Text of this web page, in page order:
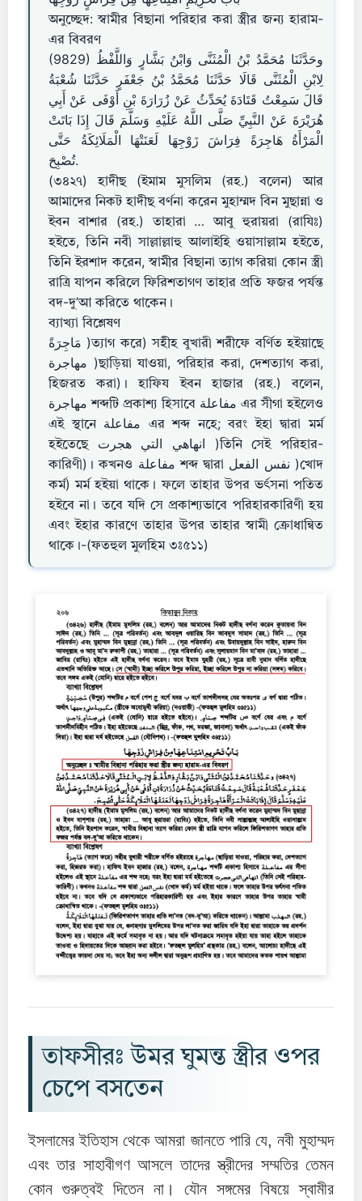
অনুচ্ছেদ: স্বামীর বিছানা পরিহার করা স্ত্রীর জন্য হারাম-
এর বিবরণ
(9829) وحَدَّثَنَا مُحَمَّدُ بْنُ الْمُثَنَّى وَابْنُ بَشَّارٍ وَاللَّفْظُ
لِابْنِ الْمُثَنَّى قَالَا حَدَّثَنَا مُحَمَّدُ بْنُ جَعْفَرٍ حَدَّثَنَا شُعْبَةُ
قَالَ سَمِعْتُ قَتَادَةَ يُحَدِّثُ عَنْ زُرَارَةَ بْنِ أَوْفَى عَنْ أَبِي
هُرَيْرَةَ عَنْ النَّبِيِّ صَلَّى اللَّهُ عَلَيْهِ وَسَلَّمَ قَالَ إِذَا بَاتَتْ
الْمَرْأَةُ هَاجِرَةً فِرَاشَ زَوْجِهَا لَعَنَتْهَا الْمَلَائِكَةُ حَتَّى
تُصْبِحَ.
(৩৪২৭) হাদীছ (ইমাম মুসলিম (রহ.) বলেন) আর
আমাদের নিকট হাদীছ বর্ণনা করেন মুহাম্মদ বিন মুছান্না ও
ইবন বাশার (রহ.) তাহারা … আবু হুরায়রা (রাযিঃ)
হইতে, তিনি নবী সাল্লাল্লাহু আলাইহি ওয়াসাল্লাম হইতে,
তিনি ইরশাদ করেন, স্বামীর বিছানা ত্যাগ করিয়া কোন স্ত্রী
রাত্রি যাপন করিলে ফিরিশতাগণ তাহার প্রতি ফজর পর্যন্ত
বদ-দু’আ করিতে থাকেন।
ব্যাখ্যা বিশ্লেষণ
مَاجِرَةً )ত্যাগ করে) সহীহ বুখারী শরীফে বর্ণিত হইয়াছে
مهاجرة )ছাড়িয়া যাওয়া, পরিহার করা, দেশত্যাগ করা,
হিজরত করা)। হাফিয ইবন হাজার (রহ.) বলেন,
مهاجرة শব্দটি প্রকাশ্য হিসাবে مفاعلة এর সীগা হইলেও
এই স্থানে مفاعلة এর শব্দ নহে; বরং ইহা দ্বারা মর্ম
হইতেছে انهاهي التي هجرت )তিনি সেই পরিহার-
কারিণী)। কখনও مفاعلة শব্দ দ্বারা نفس الفعل )খোদ
কর্ম) মর্ম হইয়া থাকে। ফলে তাহার উপর ভর্ৎসনা পতিত
হইবে না। তবে যদি সে প্রকাশ্যভাবে পরিহারকারিণী হয়
এবং ইহার কারণে তাহার উপর তাহার স্বামী ক্রোধান্বিত
থাকে।-(ফতহুল মুলহিম ৩ঃ৫১১)
তাফসীরঃ উমর ঘুমন্ত স্ত্রীর ওপর
চেপে বসতেন
ইসলামের ইতিহাস থেকে আমরা জানতে পারি যে, নবী মুহাম্মদ
এবং তার সাহাবীগণ আসলে তাদের স্ত্রীদের সম্মতির তেমন
কোন গুরুত্বই দিতেন না। যৌন সঙ্গমের বিষয়ে স্বামীর